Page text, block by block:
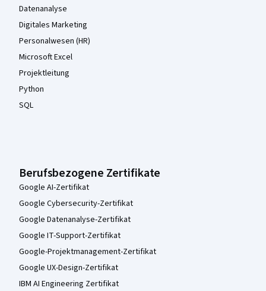
Datenanalyse
Digitales Marketing
Personalwesen (HR)
Microsoft Excel
Projektleitung
Python
SQL
Berufsbezogene Zertifikate
Google AI-Zertifikat
Google Cybersecurity-Zertifikat
Google Datenanalyse-Zertifikat
Google IT-Support-Zertifikat
Google-Projektmanagement-Zertifikat
Google UX-Design-Zertifikat
IBM AI Engineering Zertifikat